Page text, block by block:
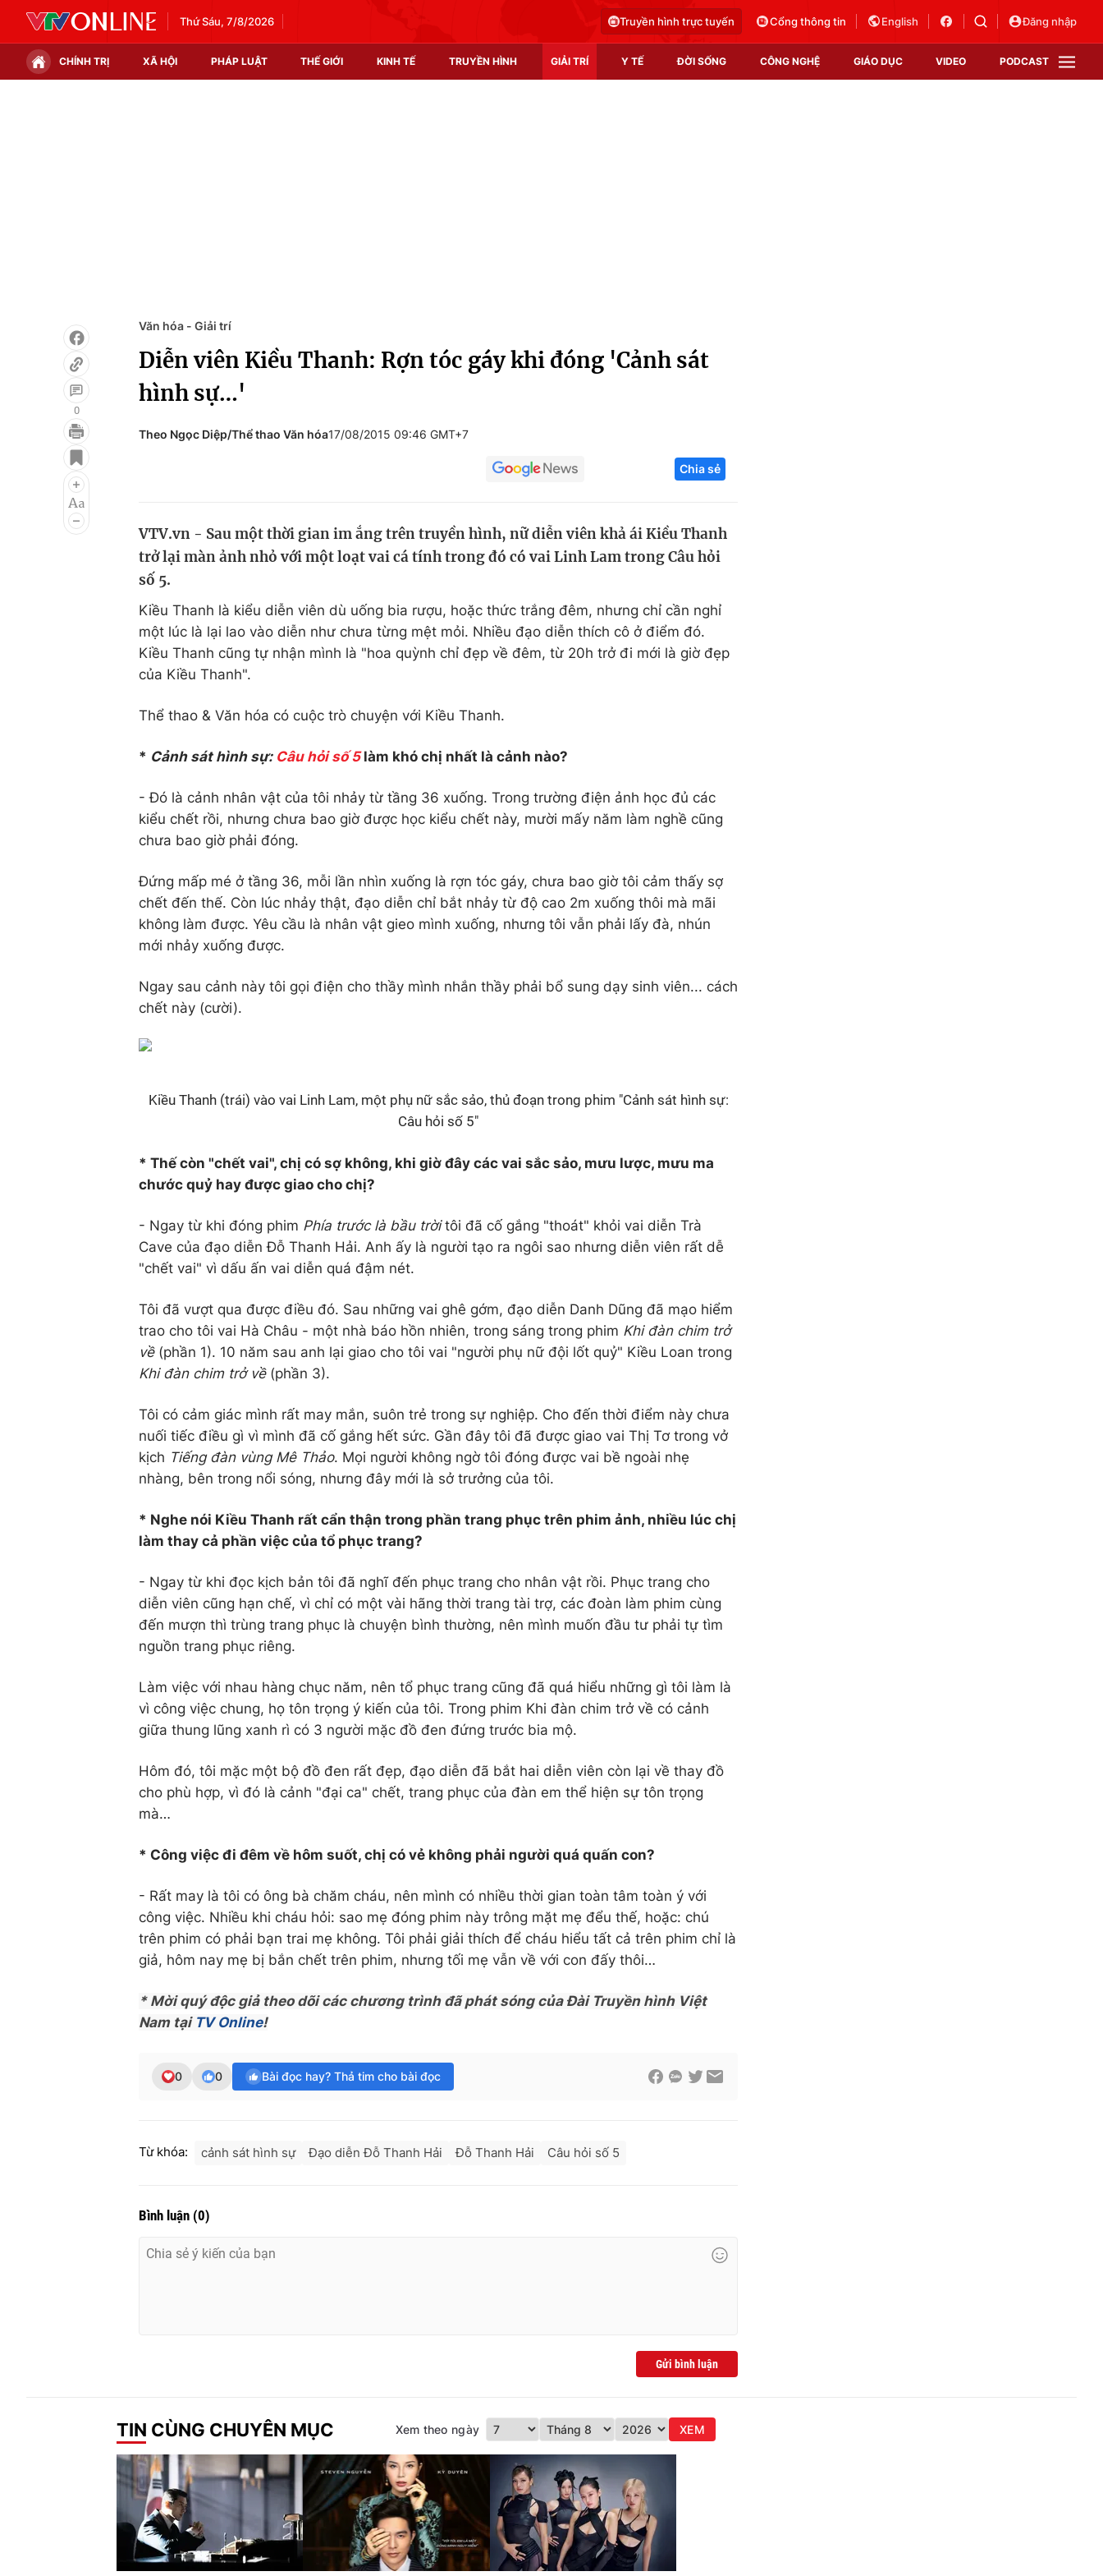
Thứ Sáu, 7/8/2026 Truyền hình trực tuyến Cổng thông tin English Đăng nhập
CHÍNH TRỊ XÃ HỘI PHÁP LUẬT THẾ GIỚI KINH TẾ TRUYỀN HÌNH GIẢI TRÍ Y TẾ ĐỜI SỐNG CÔNG NGHỆ GIÁO DỤC VIDEO PODCAST
Infographic
Điện ảnh
Âm nhạc
Chất lượng cuộc sống
Tuyển sinh
Hitech Công nghệ tương lai
Thị trường
0
Văn hóa - Giải trí
Diễn viên Kiều Thanh: Rợn tóc gáy khi đóng 'Cảnh sát
hình sự…'
Theo Ngọc Diệp/Thể thao Văn hóa17/08/2015 09:46 GMT+7
Chia sẻ
VTV.vn - Sau một thời gian im ắng trên truyền hình, nữ diễn viên khả ái Kiều Thanh
trở lại màn ảnh nhỏ với một loạt vai cá tính trong đó có vai Linh Lam trong Câu hỏi
số 5.
Kiều Thanh là kiểu diễn viên dù uống bia rượu, hoặc thức trắng đêm, nhưng chỉ cần nghỉ
một lúc là lại lao vào diễn như chưa từng mệt mỏi. Nhiều đạo diễn thích cô ở điểm đó.
Kiều Thanh cũng tự nhận mình là "hoa quỳnh chỉ đẹp về đêm, từ 20h trở đi mới là giờ đẹp
của Kiều Thanh".
Thể thao & Văn hóa có cuộc trò chuyện với Kiều Thanh.
* Cảnh sát hình sự: Câu hỏi số 5làm khó chị nhất là cảnh nào?
- Đó là cảnh nhân vật của tôi nhảy từ tầng 36 xuống. Trong trường điện ảnh học đủ các
kiểu chết rồi, nhưng chưa bao giờ được học kiểu chết này, mười mấy năm làm nghề cũng
chưa bao giờ phải đóng.
Đứng mấp mé ở tầng 36, mỗi lần nhìn xuống là rợn tóc gáy, chưa bao giờ tôi cảm thấy sợ
chết đến thế. Còn lúc nhảy thật, đạo diễn chỉ bắt nhảy từ độ cao 2m xuống thôi mà mãi
không làm được. Yêu cầu là nhân vật gieo mình xuống, nhưng tôi vẫn phải lấy đà, nhún
mới nhảy xuống được.
Ngay sau cảnh này tôi gọi điện cho thầy mình nhắn thầy phải bổ sung dạy sinh viên... cách
chết này (cười).
Kiều Thanh (trái) vào vai Linh Lam, một phụ nữ sắc sảo, thủ đoạn trong phim "Cảnh sát hình sự:
Câu hỏi số 5"
* Thế còn "chết vai", chị có sợ không, khi giờ đây các vai sắc sảo, mưu lược, mưu ma
chước quỷ hay được giao cho chị?
- Ngay từ khi đóng phim Phía trước là bầu trờitôi đã cố gắng "thoát" khỏi vai diễn Trà
Cave của đạo diễn Đỗ Thanh Hải. Anh ấy là người tạo ra ngôi sao nhưng diễn viên rất dễ
"chết vai" vì dấu ấn vai diễn quá đậm nét.
Tôi đã vượt qua được điều đó. Sau những vai ghê gớm, đạo diễn Danh Dũng đã mạo hiểm
trao cho tôi vai Hà Châu - một nhà báo hồn nhiên, trong sáng trong phim Khi đàn chim trở
về(phần 1). 10 năm sau anh lại giao cho tôi vai "người phụ nữ đội lốt quỷ" Kiều Loan trong
Khi đàn chim trở về(phần 3).
Tôi có cảm giác mình rất may mắn, suôn trẻ trong sự nghiệp. Cho đến thời điểm này chưa
nuối tiếc điều gì vì mình đã cố gắng hết sức. Gần đây tôi đã được giao vai Thị Tơ trong vở
kịch Tiếng đàn vùng Mê Thảo. Mọi người không ngờ tôi đóng được vai bề ngoài nhẹ
nhàng, bên trong nổi sóng, nhưng đây mới là sở trưởng của tôi.
* Nghe nói Kiều Thanh rất cẩn thận trong phần trang phục trên phim ảnh, nhiều lúc chị
làm thay cả phần việc của tổ phục trang?
- Ngay từ khi đọc kịch bản tôi đã nghĩ đến phục trang cho nhân vật rồi. Phục trang cho
diễn viên cũng hạn chế, vì chỉ có một vài hãng thời trang tài trợ, các đoàn làm phim cùng
đến mượn thì trùng trang phục là chuyện bình thường, nên mình muốn đầu tư phải tự tìm
nguồn trang phục riêng.
Làm việc với nhau hàng chục năm, nên tổ phục trang cũng đã quá hiểu những gì tôi làm là
vì công việc chung, họ tôn trọng ý kiến của tôi. Trong phim Khi đàn chim trở về có cảnh
giữa thung lũng xanh rì có 3 người mặc đồ đen đứng trước bia mộ.
Hôm đó, tôi mặc một bộ đồ đen rất đẹp, đạo diễn đã bắt hai diễn viên còn lại về thay đồ
cho phù hợp, vì đó là cảnh "đại ca" chết, trang phục của đàn em thể hiện sự tôn trọng
mà…
* Công việc đi đêm về hôm suốt, chị có vẻ không phải người quá quấn con?
- Rất may là tôi có ông bà chăm cháu, nên mình có nhiều thời gian toàn tâm toàn ý với
công việc. Nhiều khi cháu hỏi: sao mẹ đóng phim này trông mặt mẹ đểu thế, hoặc: chú
trên phim có phải bạn trai mẹ không. Tôi phải giải thích để cháu hiểu tất cả trên phim chỉ là
giả, hôm nay mẹ bị bắn chết trên phim, nhưng tối mẹ vẫn về với con đấy thôi…
* Mời quý độc giả theo dõi các chương trình đã phát sóng của Đài Truyền hình Việt
Nam tại TV Online!
0 0 Bài đọc hay? Thả tim cho bài đọc
Từ khóa: cảnh sát hình sự Đạo diễn Đỗ Thanh Hải Đỗ Thanh Hải Câu hỏi số 5
Bình luận (0)
Gửi bình luận
TIN CÙNG CHUYÊN MỤC Xem theo ngày XEM